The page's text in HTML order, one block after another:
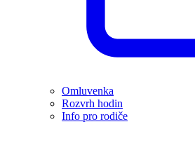
Omluvenka
Rozvrh hodin
Info pro rodiče